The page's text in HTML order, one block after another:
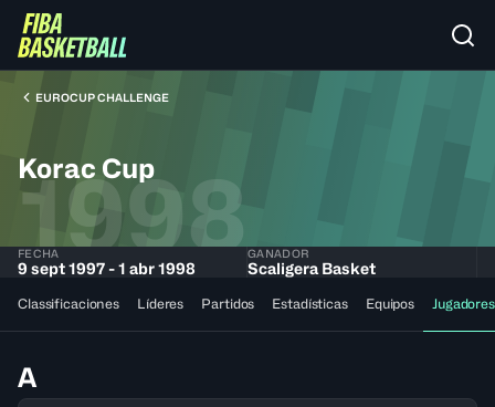
EUROCUP CHALLENGE
Korac Cup
1998
FECHA
9 sept 1997 - 1 abr 1998
GANADOR
Scaligera Basket
Classificaciones Líderes Partidos Estadísticas Equipos Jugadores
A